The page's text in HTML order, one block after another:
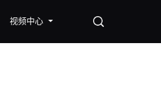
视频中心